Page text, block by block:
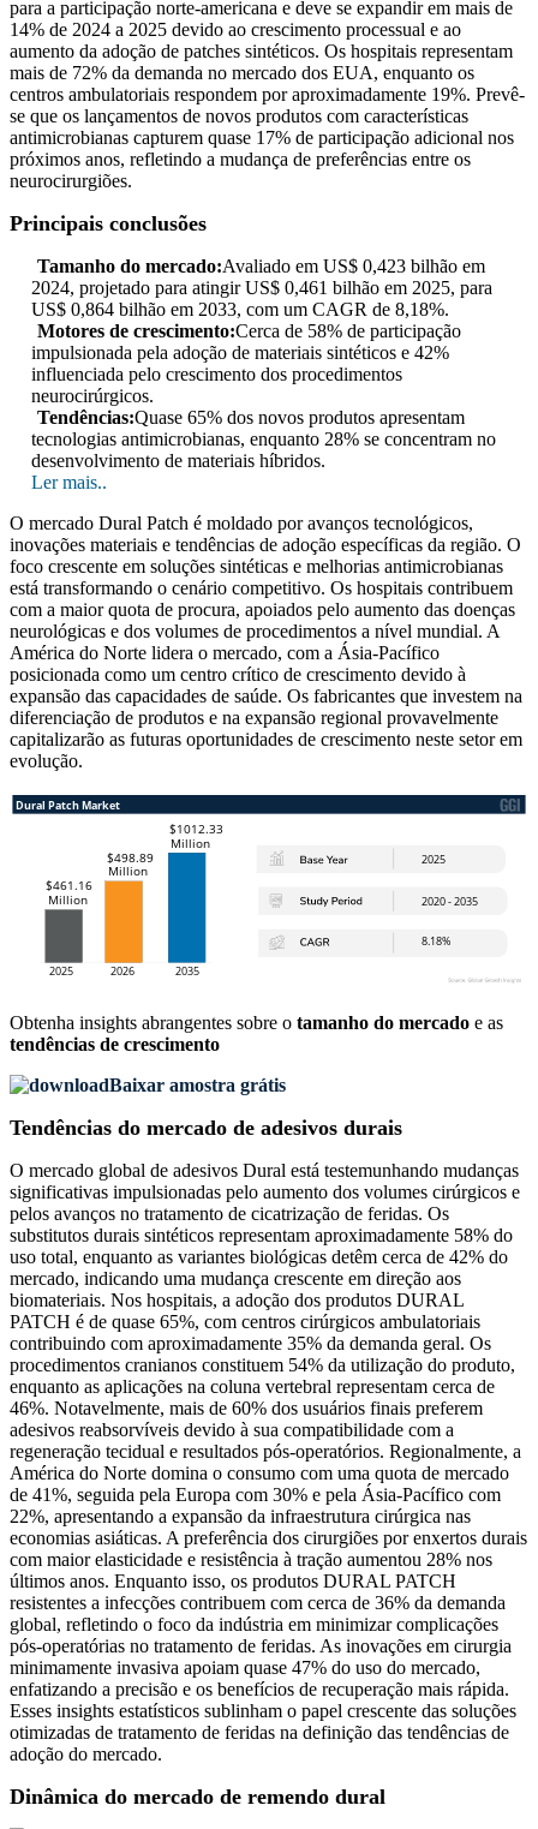
para a participação norte-americana e deve se expandir em mais de
14% de 2024 a 2025 devido ao crescimento processual e ao
aumento da adoção de patches sintéticos. Os hospitais representam
mais de 72% da demanda no mercado dos EUA, enquanto os
centros ambulatoriais respondem por aproximadamente 19%. Prevê-
se que os lançamentos de novos produtos com características
antimicrobianas capturem quase 17% de participação adicional nos
próximos anos, refletindo a mudança de preferências entre os
neurocirurgiões.
Principais conclusões
Tamanho do mercado:Avaliado em US$ 0,423 bilhão em
2024, projetado para atingir US$ 0,461 bilhão em 2025, para
US$ 0,864 bilhão em 2033, com um CAGR de 8,18%.
Motores de crescimento:Cerca de 58% de participação
impulsionada pela adoção de materiais sintéticos e 42%
influenciada pelo crescimento dos procedimentos
neurocirúrgicos.
Tendências:Quase 65% dos novos produtos apresentam
tecnologias antimicrobianas, enquanto 28% se concentram no
desenvolvimento de materiais híbridos.
Ler mais..
O mercado Dural Patch é moldado por avanços tecnológicos,
inovações materiais e tendências de adoção específicas da região. O
foco crescente em soluções sintéticas e melhorias antimicrobianas
está transformando o cenário competitivo. Os hospitais contribuem
com a maior quota de procura, apoiados pelo aumento das doenças
neurológicas e dos volumes de procedimentos a nível mundial. A
América do Norte lidera o mercado, com a Ásia-Pacífico
posicionada como um centro crítico de crescimento devido à
expansão das capacidades de saúde. Os fabricantes que investem na
diferenciação de produtos e na expansão regional provavelmente
capitalizarão as futuras oportunidades de crescimento neste setor em
evolução.
Obtenha insights abrangentes sobre o tamanho do mercado e as
tendências de crescimento
Baixar amostra grátis
Tendências do mercado de adesivos durais
O mercado global de adesivos Dural está testemunhando mudanças
significativas impulsionadas pelo aumento dos volumes cirúrgicos e
pelos avanços no tratamento de cicatrização de feridas. Os
substitutos durais sintéticos representam aproximadamente 58% do
uso total, enquanto as variantes biológicas detêm cerca de 42% do
mercado, indicando uma mudança crescente em direção aos
biomateriais. Nos hospitais, a adoção dos produtos DURAL
PATCH é de quase 65%, com centros cirúrgicos ambulatoriais
contribuindo com aproximadamente 35% da demanda geral. Os
procedimentos cranianos constituem 54% da utilização do produto,
enquanto as aplicações na coluna vertebral representam cerca de
46%. Notavelmente, mais de 60% dos usuários finais preferem
adesivos reabsorvíveis devido à sua compatibilidade com a
regeneração tecidual e resultados pós-operatórios. Regionalmente, a
América do Norte domina o consumo com uma quota de mercado
de 41%, seguida pela Europa com 30% e pela Ásia-Pacífico com
22%, apresentando a expansão da infraestrutura cirúrgica nas
economias asiáticas. A preferência dos cirurgiões por enxertos durais
com maior elasticidade e resistência à tração aumentou 28% nos
últimos anos. Enquanto isso, os produtos DURAL PATCH
resistentes a infecções contribuem com cerca de 36% da demanda
global, refletindo o foco da indústria em minimizar complicações
pós-operatórias no tratamento de feridas. As inovações em cirurgia
minimamente invasiva apoiam quase 47% do uso do mercado,
enfatizando a precisão e os benefícios de recuperação mais rápida.
Esses insights estatísticos sublinham o papel crescente das soluções
otimizadas de tratamento de feridas na definição das tendências de
adoção do mercado.
Dinâmica do mercado de remendo dural